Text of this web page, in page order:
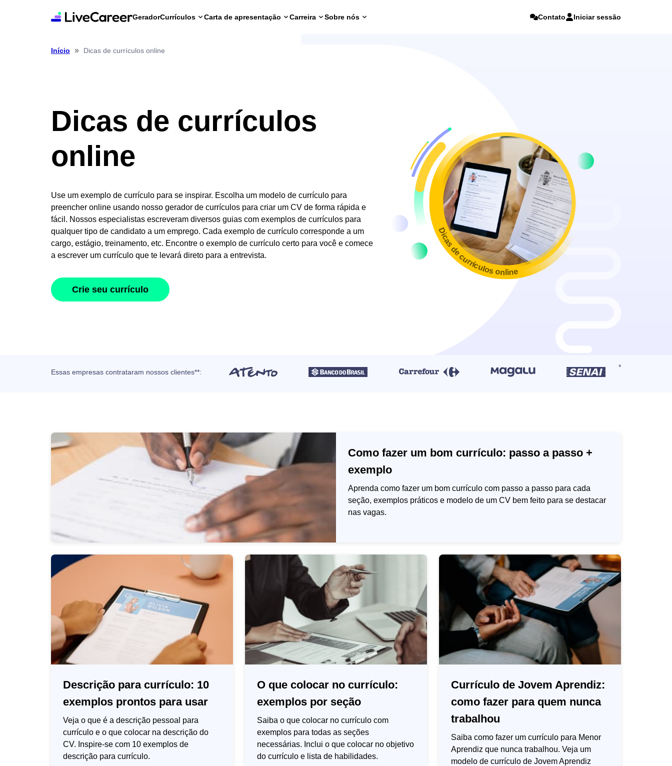
GeradorCurrículos Carta de apresentação Carreira Sobre nós Contato Iniciar sessão
Início » Dicas de currículos online
Dicas de currículos
online
Use um exemplo de currículo para se inspirar. Escolha um modelo de currículo para
preencher online usando nosso gerador de currículos para criar um CV de forma rápida e
fácil. Nossos especialistas escreveram diversos guias com exemplos de currículos para
qualquer tipo de candidato a um emprego. Cada exemplo de currículo corresponde a um
cargo, estágio, treinamento, etc. Encontre o exemplo de currículo certo para você e comece
a escrever um currículo que te levará direto para a entrevista.
Crie seu currículo
Dicas de currículos online
Essas empresas contrataram nossos clientes**:
Como fazer um bom currículo: passo a passo +
exemplo
Aprenda como fazer um bom currículo com passo a passo para cada
seção, exemplos práticos e modelo de um CV bem feito para se destacar
nas vagas.
Descrição para currículo: 10
exemplos prontos para usar
Veja o que é a descrição pessoal para
currículo e o que colocar na descrição do
CV. Inspire-se com 10 exemplos de
descrição para currículo.
O que colocar no currículo:
exemplos por seção
Saiba o que colocar no currículo com
exemplos para todas as seções
necessárias. Inclui o que colocar no objetivo
do currículo e lista de habilidades.
Currículo de Jovem Aprendiz:
como fazer para quem nunca
trabalhou
Saiba como fazer um currículo para Menor
Aprendiz que nunca trabalhou. Veja um
modelo de currículo de Jovem Aprendiz